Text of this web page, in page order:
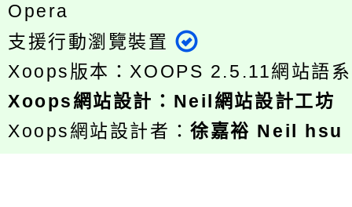
Opera
支援行動瀏覽裝置
Xoops版本：XOOPS 2.5.11網站語
Xoops網站設計 ： Neil網站設計工坊
Xoops網站設計者：徐嘉裕 Neil hsu